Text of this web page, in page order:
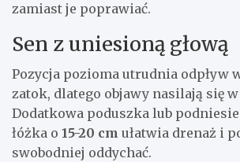
zamiast je poprawiać.
Sen z uniesioną głową
Pozycja pozioma utrudnia odpływ
zatok, dlatego objawy nasilają się w
Dodatkowa poduszka lub
łóżka o 15-20 cm ułatwia drenaż i
swobodniej oddychać.